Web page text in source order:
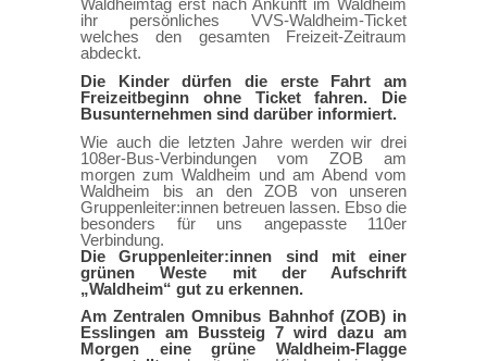
Waldheimtag erst nach Ankunft im Waldheim
ihr persönliches VVS-Waldheim-Ticket
welches den gesamten Freizeit-Zeitraum
abdeckt.
Die Kinder dürfen die erste Fahrt am
Freizeitbeginn ohne Ticket fahren. Die
Busunternehmen sind darüber informiert.
Wie auch die letzten Jahre werden wir drei
108er-Bus-Verbindungen vom ZOB am
morgen zum Waldheim und am Abend vom
Waldheim bis an den ZOB von unseren
Gruppenleiter:innen betreuen lassen. Ebso die
besonders für uns angepasste 110er
Verbindung.
Die Gruppenleiter:innen sind mit einer
grünen Weste mit der Aufschrift
„Waldheim“ gut zu erkennen.
Am Zentralen Omnibus Bahnhof (ZOB) in
Esslingen am Bussteig 7 wird dazu am
Morgen eine grüne Waldheim-Flagge